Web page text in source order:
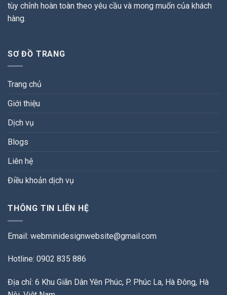
tùy chỉnh hoàn toàn theo yêu cầu và mong muốn của khách
hàng.
SƠ ĐỒ TRANG
Trang chủ
Giới thiệu
Dịch vụ
Blogs
Liên hệ
Điều khoản dịch vụ
THÔNG TIN LIÊN HỆ
Email: webminidesignwebsite@gmail.com
Hotline: 0902 835 886
Địa chỉ: 6 Khu Giãn Dân Yên Phúc, P. Phúc La, Hà Đông, Hà